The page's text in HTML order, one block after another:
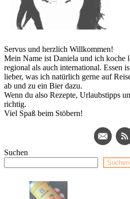
Servus und herzlich Willkommen!
Mein Name ist Daniela und ich koche
regional als auch international. Essen
lieber, was ich natürlich gerne auf
ab und zu ein Bier dazu.
Wenn du also Rezepte, Urlaubstipps
richtig.
Viel Spaß beim Stöbern!
Suchen
Suchen